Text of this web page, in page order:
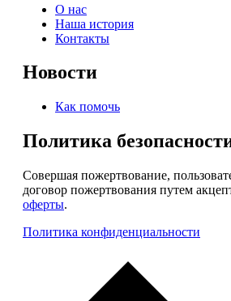
О нас
Наша история
Контакты
Новости
Как помочь
Политика
Совершая пожертвование,
договор пожертвования путем
оферты.
Политика конфиденциальности